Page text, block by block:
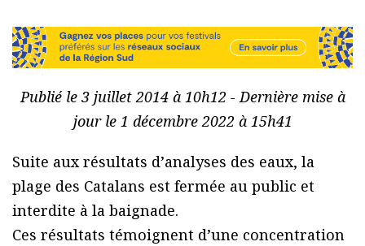
Publié le 3 juillet 2014 à 10h12 - Dernière mise à
jour le 1 décembre 2022 à 15h41
Suite aux résultats dʼanalyses des eaux, la
plage des Catalans est fermée au public et
interdite à la baignade.
Ces résultats témoignent dʼune concentration